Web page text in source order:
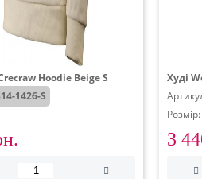
Hoodie Beige S
1426-S
Худі
3